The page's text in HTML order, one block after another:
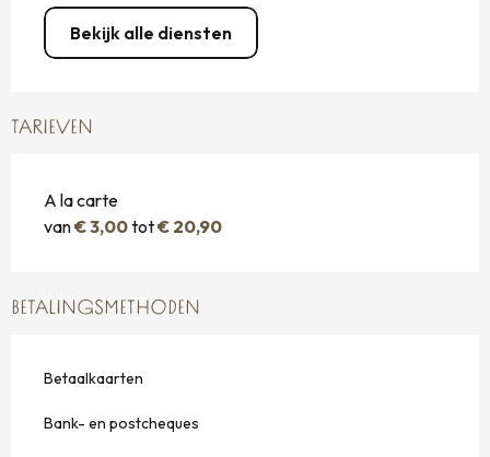
Bekijk alle diensten
TARIEVEN
A la carte
van€ 3,00tot€ 20,90
BETALINGSMETHODEN
Betaalkaarten
Bank- en postcheques